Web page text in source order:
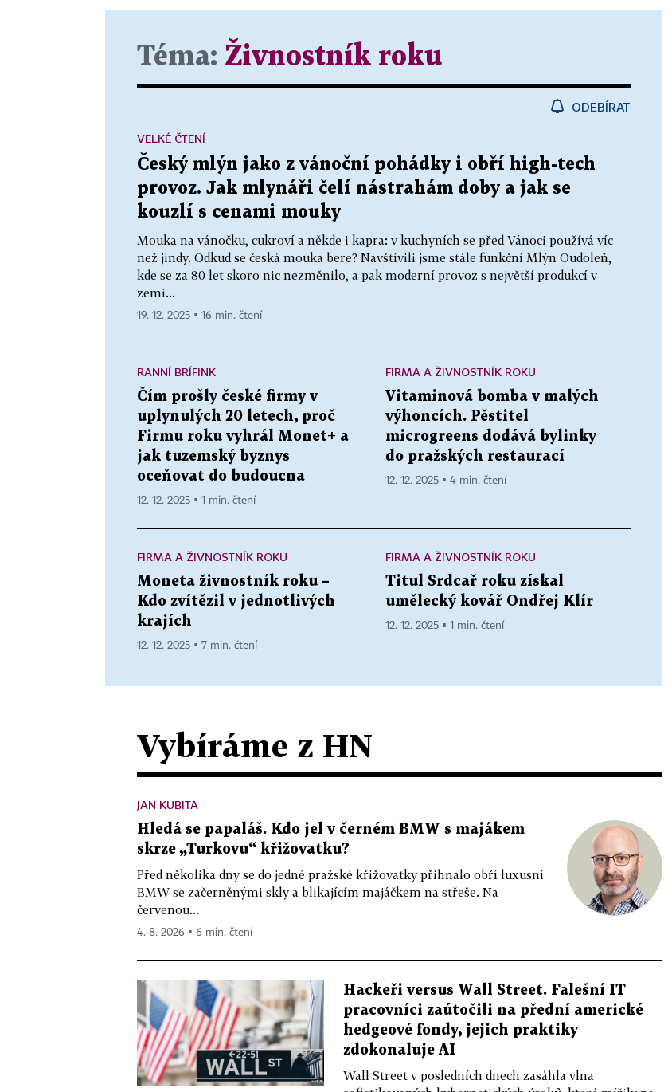
Téma: Živnostník roku
ODEBÍRAT
Český mlýn jako z vánoční pohádky i obří high-tech
provoz. Jak mlynáři čelí nástrahám doby a jak se
kouzlí s cenami mouky
Mouka na vánočku, cukroví a někde i kapra: v kuchyních se před Vánoci používá víc
než jindy. Odkud se česká mouka bere? Navštívili jsme stále funkční Mlýn Oudoleň,
kde se za 80 let skoro nic nezměnilo, a pak moderní provoz s největší produkcí v
zemi...
VELKÉ ČTENÍ
19. 12. 2025 ▪ 16 min. čtení
RANNÍ BRÍFINK
Čím prošly české firmy v
uplynulých 20 letech, proč
Firmu roku vyhrál Monet+ a
jak tuzemský byznys
oceňovat do budoucna
12. 12. 2025 ▪ 1 min. čtení
FIRMA A ŽIVNOSTNÍK ROKU
Vitaminová bomba v malých
výhoncích. Pěstitel
microgreens dodává bylinky
do pražských restaurací
12. 12. 2025 ▪ 4 min. čtení
FIRMA A ŽIVNOSTNÍK ROKU
Moneta živnostník roku –
Kdo zvítězil v jednotlivých
krajích
12. 12. 2025 ▪ 7 min. čtení
FIRMA A ŽIVNOSTNÍK ROKU
Titul Srdcař roku získal
umělecký kovář Ondřej Klír
12. 12. 2025 ▪ 1 min. čtení
Vybíráme z HN
JAN KUBITA
Hledá se papaláš. Kdo jel v černém BMW s majákem
skrze „Turkovu“ křižovatku?
Před několika dny se do jedné pražské křižovatky přihnalo obří luxusní
BMW se začerněnými skly a blikajícím majáčkem na střeše. Na
červenou...
4. 8. 2026 ▪ 6 min. čtení
Hackeři versus Wall Street. Falešní IT
pracovníci zaútočili na přední americké
hedgeové fondy, jejich praktiky
zdokonaluje AI
Wall Street v posledních dnech zasáhla vlna